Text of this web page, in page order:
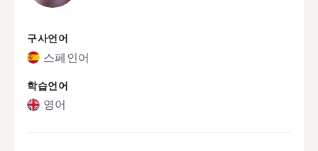
구사언어
스페인어
학습언어
영어